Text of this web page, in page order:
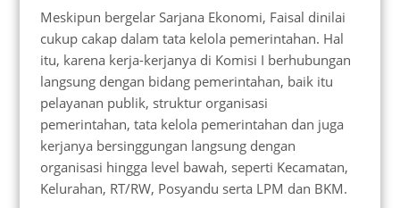
Meskipun bergelar Sarjana Ekonomi, Faisal dinilai
cukup cakap dalam tata kelola pemerintahan. Hal
itu, karena kerja-kerjanya di Komisi I berhubungan
langsung dengan bidang pemerintahan, baik itu
pelayanan publik, struktur organisasi
pemerintahan, tata kelola pemerintahan dan juga
kerjanya bersinggungan langsung dengan
organisasi hingga level bawah, seperti Kecamatan,
Kelurahan, RT/RW, Posyandu serta LPM dan BKM.